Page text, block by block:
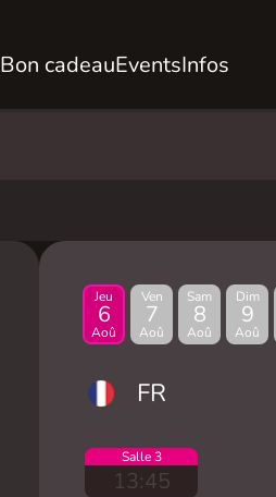
Bon cadeauEventsInfos
Jeu
6
Aoû
Ven
7
Aoû
Sam
8
Aoû
Dim
9
Aoû
FR
Salle 3
13:45